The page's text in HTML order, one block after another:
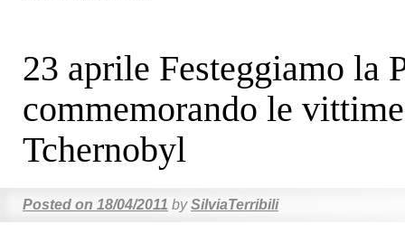
23 aprile Festeggiamo la
commemorando le
Tchernobyl
Posted on 18/04/2011 by SilviaTerribili